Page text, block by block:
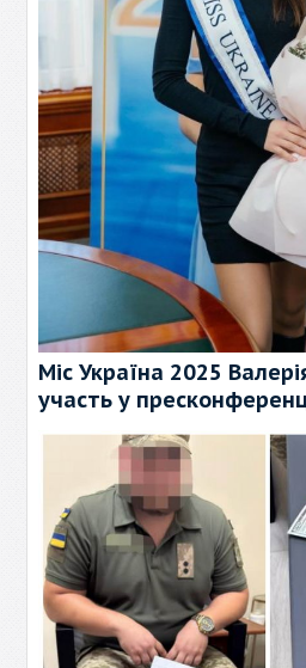
Міс Україна 2025
участь у